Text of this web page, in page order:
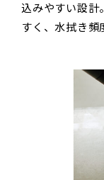
込みやすい設計
すく、水拭き頻